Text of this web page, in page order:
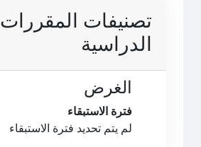
تصنيفات المقررات
الدراسية
الغرض
فترة الاستبقاء
لم يتم تحديد فترة الاستبقاء